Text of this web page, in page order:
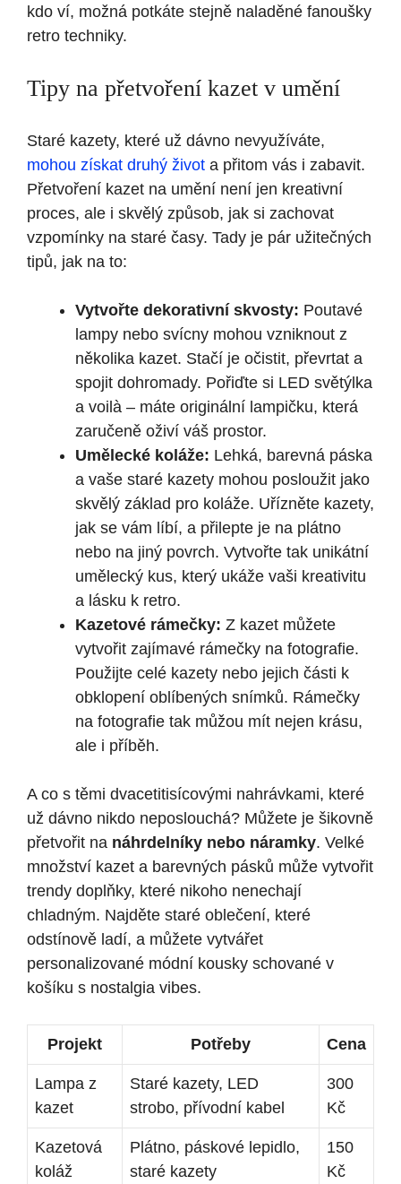
kdo ví, možná potkáte stejně naladěné fanoušky
retro techniky.
Tipy na přetvoření kazet v umění
Staré kazety, které už dávno nevyužíváte,
mohou získat druhý život a přitom vás i zabavit.
Přetvoření kazet na umění není jen kreativní
proces, ale i skvělý způsob, jak si zachovat
vzpomínky na staré časy. Tady je pár užitečných
tipů, jak na to:
Vytvořte dekorativní skvosty: Poutavé
lampy nebo svícny mohou vzniknout z
několika kazet. Stačí je očistit, převrtat a
spojit dohromady. Pořiďte si LED světýlka
a voilà – máte originální lampičku, která
zaručeně oživí váš prostor.
Umělecké koláže: Lehká, barevná páska
a vaše staré kazety mohou posloužit jako
skvělý základ pro koláže. Uřízněte kazety,
jak se vám líbí, a přilepte je na plátno
nebo na jiný povrch. Vytvořte tak unikátní
umělecký kus, který ukáže vaši kreativitu
a lásku k retro.
Kazetové rámečky: Z kazet můžete
vytvořit zajímavé rámečky na fotografie.
Použijte celé kazety nebo jejich části k
obklopení oblíbených snímků. Rámečky
na fotografie tak můžou mít nejen krásu,
ale i příběh.
A co s těmi dvacetitisícovými nahrávkami, které
už dávno nikdo neposlouchá? Můžete je šikovně
přetvořit na náhrdelníky nebo náramky. Velké
množství kazet a barevných pásků může vytvořit
trendy doplňky, které nikoho nenechají
chladným. Najděte staré oblečení, které
odstínově ladí, a můžete vytvářet
personalizované módní kousky schované v
košíku s nostalgia vibes.
Projekt Potřeby Cena
Lampa z
kazet
Staré kazety, LED
strobo, přívodní kabel
300
Kč
Kazetová
koláž
Plátno, páskové lepidlo,
staré kazety
150
Kč